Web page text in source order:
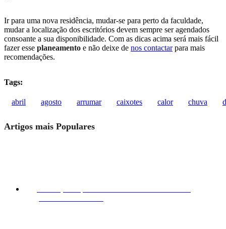
Ir para uma nova residência, mudar-se para perto da faculdade,
mudar a localização dos escritórios devem sempre ser agendados
consoante a sua disponibilidade. Com as dicas acima será mais fácil
fazer esse planeamento e não deixe de nos contactarpara mais
recomendações.
Tags:
abril agosto arrumar caixotes calor chuva
Artigos mais Populares